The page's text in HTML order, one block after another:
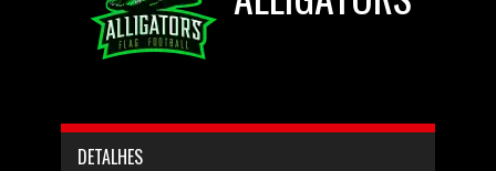
DETALHES